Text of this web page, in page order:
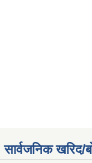
सार्वजनिक खरिद/